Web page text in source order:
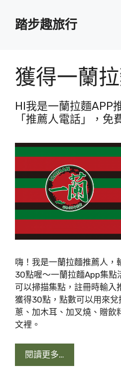
踏步趣旅行
獲得一蘭
HI我是一蘭拉麵APP
「推薦人電話」，免
嗨！我是一蘭拉麵推薦人，
30點喔～一蘭拉麵App集點
可以掃描集點，註冊時輸入
獲得30點，點數可以用來
蔥、加木耳、加叉燒、贈飲
文裡。
閱讀更多…